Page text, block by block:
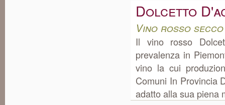
Dolcetto
Vino rosso secco
Il vino rosso
prevalenza in
vino la cui
Comuni In Provincia
adatto alla sua piena